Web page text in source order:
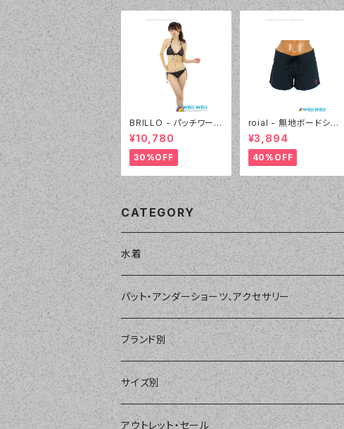
BRILLO - パッチワーク
＆ギザギザニット（3305
- 01:ホワイト）
¥10,780
30%OFF
roial - 無地ボードショ
ーツ（22430 - 05:ブラ
ック）
¥3,894
40%OFF
CATEGORY
水着
単品
ショートパンツ、ボードショーツ
パーカー、ラッシュパーカー
ラッシュガード、ジャケット
ワンピース・モノキニ
ナチュラルタンキニ
ナチュラルタンキニ
2点セット
パット・アンダーショーツ、アクセサリー
パット
アンダーショーツ
アクセサリー
ブランド別
BEACH QUEEN
MILSQUR
サイズ別
フリー
アウトレット・セール